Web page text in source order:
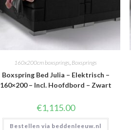
160x200cm boxsprings, Boxsprings
Boxspring Bed Julia – Elektrisch –
160×200 – Incl. Hoofdbord – Zwart
€1,115.00
Bestellen via beddenleeuw.nl